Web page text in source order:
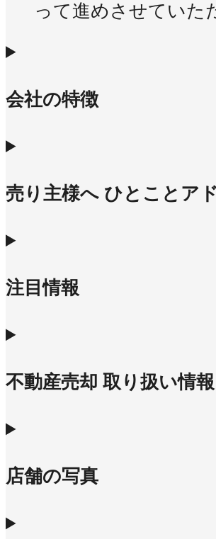
って進めさせていた
会社の特徴
売り主様へ ひとことア
注目情報
不動産売却 取り扱い情報
店舗の写真